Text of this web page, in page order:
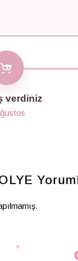
verdiniz